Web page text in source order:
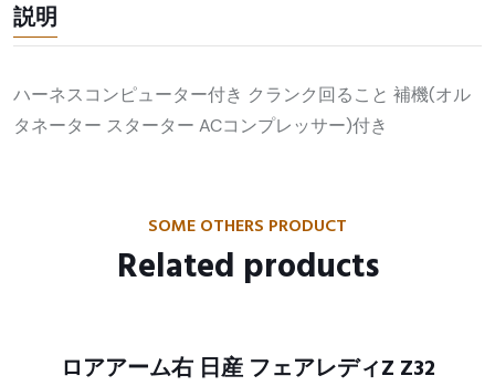
説明
ハーネスコンピューター付き クランク回ること 補機(オル
タネーター スターター ACコンプレッサー)付き
SOME OTHERS PRODUCT
Related products
ロアアーム右 日産 フェアレディZ Z32